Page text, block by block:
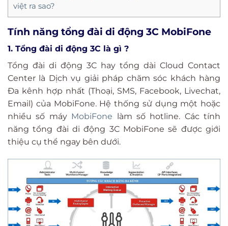
việt ra sao?
Tính năng tổng đài di động 3C MobiFone
1. Tổng đài di động 3C là gì ?
Tổng đài di động 3C hay tổng dài Cloud Contact
Center là Dịch vụ giải pháp chăm sóc khách hàng
Đa kênh hợp nhất (Thoại, SMS, Facebook, Livechat,
Email) của MobiFone. Hệ thống sử dụng một hoặc
nhiều số máy MobiFone làm số hotline. Các tính
năng tổng đài di động 3C MobiFone sẽ được giới
thiệu cụ thể ngay bên dưới.